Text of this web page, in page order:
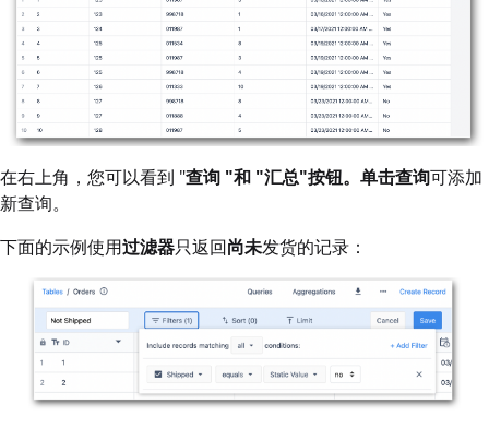
在右上角，您可以看到 "查询 "和 "汇总"按钮。 单击查询可添加
新查询。
下面的示例使用过滤器只返回尚未发货的记录：